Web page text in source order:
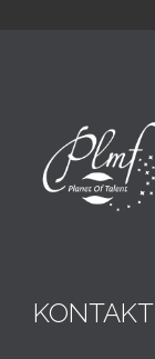
KONTAKT